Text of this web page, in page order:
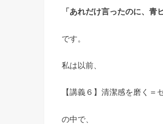
「あれだけ言ったのに、青
です。
私は以前、
【講義６】清潔感を磨く
の中で、